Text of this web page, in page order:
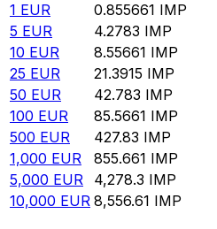
1 EUR 0.855661 IMP
5 EUR 4.2783 IMP
10 EUR 8.55661 IMP
25 EUR 21.3915 IMP
50 EUR 42.783 IMP
100 EUR 85.5661 IMP
500 EUR 427.83 IMP
1,000 EUR 855.661 IMP
5,000 EUR 4,278.3 IMP
10,000 EUR 8,556.61 IMP